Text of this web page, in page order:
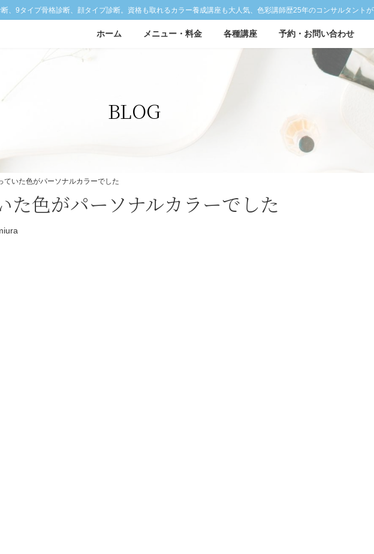
、9タイプ骨格診断、顔タイプ診断。資格も取れるカラー養成講座も大人気、色彩講師歴25年のコンサルタントが
ホーム メニュー・料金 各種講座 予約・お問い合わせ
BLOG
ていた色がパーソナルカラーでした
た色がパーソナルカラーでした